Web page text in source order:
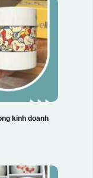
kinh doanh